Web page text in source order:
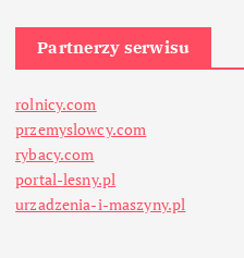
Partnerzy serwisu
rolnicy.com
przemyslowcy.com
rybacy.com
portal-lesny.pl
urzadzenia-i-maszyny.pl